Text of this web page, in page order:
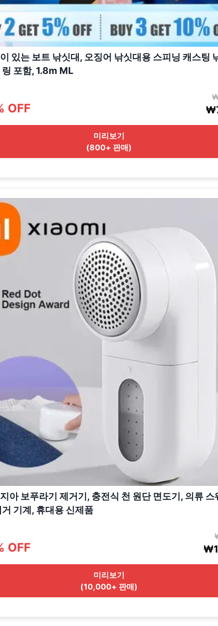
있는 보트 낚싯대, 오징어 낚싯대용 스피닝 캐스팅
포함, 1.8m ML
OFF
미리보기
(800+ 판매)
아 보푸라기 제거기, 충전식 천 원단 면도기, 의류 스
기계, 휴대용 신제품
OFF
미리보기
(10,000+ 판매)